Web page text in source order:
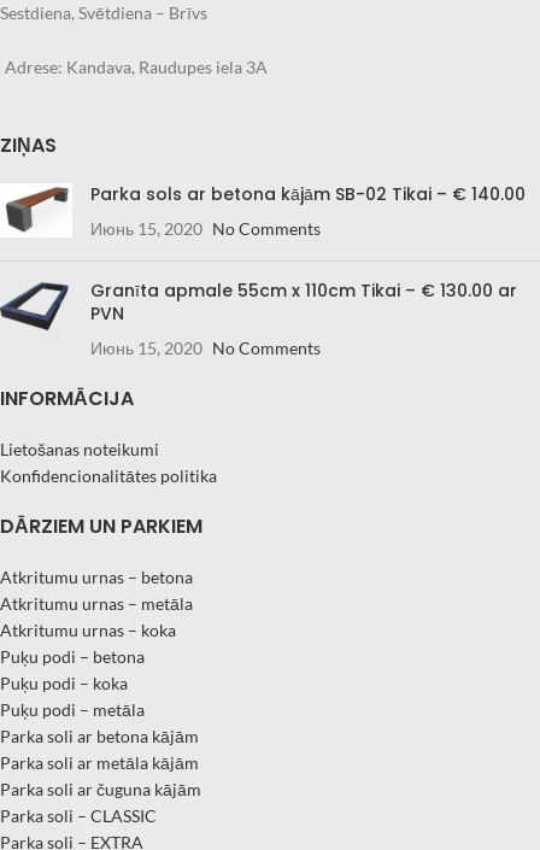
Sestdiena, Svētdiena – Brīvs
Adrese: Kandava, Raudupes iela 3A
ZIŅAS
Parka sols ar betona kājām SB-02 Tikai – € 140.00
Июнь 15, 2020 No Comments
Granīta apmale 55cm x 110cm Tikai – € 130.00 ar
PVN
Июнь 15, 2020 No Comments
INFORMĀCIJA
Lietošanas noteikumi
Konfidencionalitātes politika
DĀRZIEM UN PARKIEM
Atkritumu urnas – betona
Atkritumu urnas – metāla
Atkritumu urnas – koka
Puķu podi – betona
Puķu podi – koka
Puķu podi – metāla
Parka soli ar betona kājām
Parka soli ar metāla kājām
Parka soli ar čuguna kājām
Parka soli – CLASSIC
Parka soli – EXTRA